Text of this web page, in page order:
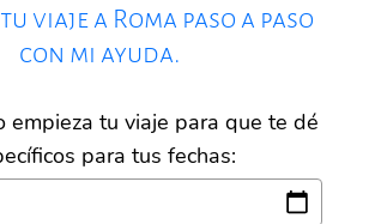
viaje a Roma paso a paso
con mi ayuda.
empieza tu viaje para que te dé
para tus fechas: